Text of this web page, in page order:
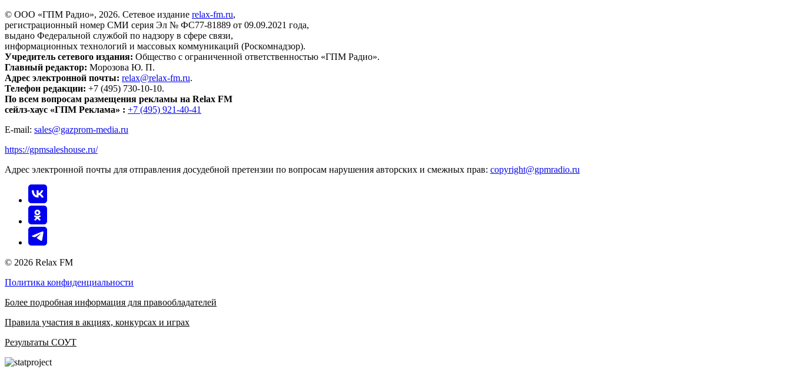
© ООО «ГПМ Радио», 2026. Сетевое издание relax-fm.ru,
регистрационный номер СМИ серия Эл № ФС77-81889 от 09.09.2021 года,
выдано Федеральной службой по надзору в сфере связи,
информационных технологий и массовых коммуникаций (Роскомнадзор).
Учредитель сетевого издания: Общество с ограниченной ответственностью «ГПМ Радио».
Главный редактор: Морозова Ю. П.
Адрес электронной почты: relax@relax-fm.ru.
Телефон редакции: +7 (495) 730-10-10.
По всем вопросам размещения рекламы на Relax FM
сейлз-хаус «ГПМ Реклама» : +7 (495) 921-40-41
E-mail: sales@gazprom-media.ru
https://gpmsaleshouse.ru/
Адрес электронной почты для отправления досудебной претензии по вопросам нарушения авторских и смежных прав: copyright@gpmradio.ru
© 2026 Relax FM
Политика конфиденциальности
Более подробная информация для правообладателей
Правила участия в акциях, конкурсах и играх
Результаты СОУТ